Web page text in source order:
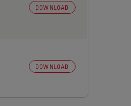
DOWNLOAD
DOWNLOAD